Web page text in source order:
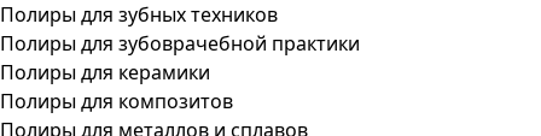
Полиры для зубных техников
Полиры для зубоврачебной практики
Полиры для керамики
Полиры для композитов
Полиры для металлов и сплавов